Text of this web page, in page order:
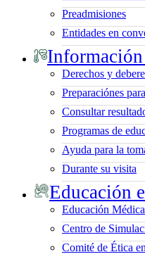
Preadmisiones
Entidades en
Información
Derechos y
Preparaciónes
Consultar
Programas de
Ayuda para la
Durante su visita
Educación
Educación Médica
Centro de
Comité de Ética